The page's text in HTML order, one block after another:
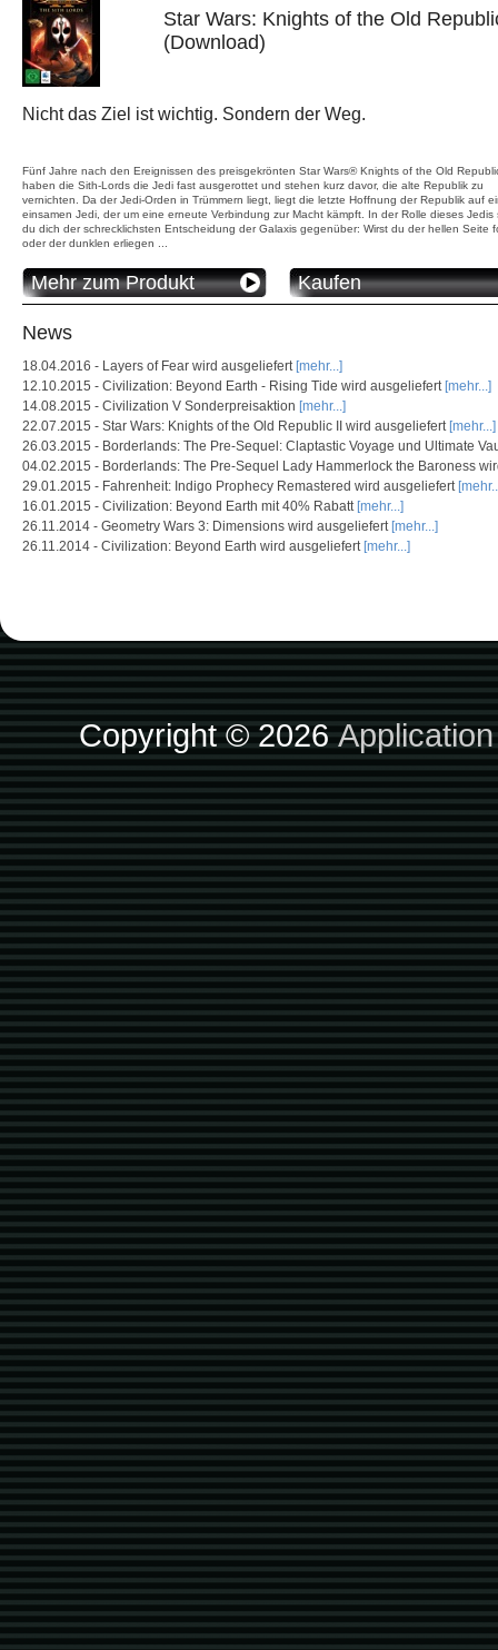
Star Wars: Knights of the Old
(Download)
Nicht das Ziel ist wichtig. Sondern der Weg.
Fünf Jahre nach den Ereignissen des preisgekrönten Star Wars® Knights of the Old
haben die Sith-Lords die Jedi fast ausgerottet und stehen kurz davor, die alte Republik zu
vernichten. Da der Jedi-Orden in Trümmern liegt, liegt die letzte Hoffnung der Republik auf
einsamen Jedi, der um eine erneute Verbindung zur Macht kämpft. In der Rolle dieses Jedis
du dich der schrecklichsten Entscheidung der Galaxis gegenüber: Wirst du der hellen Seite
oder der dunklen erliegen ...
Mehr zum Produkt Kaufen
News
18.04.2016 - Layers of Fear wird ausgeliefert [mehr...]
12.10.2015 - Civilization: Beyond Earth - Rising Tide wird ausgeliefert [mehr...]
14.08.2015 - Civilization V Sonderpreisaktion [mehr...]
22.07.2015 - Star Wars: Knights of the Old Republic II wird ausgeliefert [mehr...]
26.03.2015 - Borderlands: The Pre-Sequel: Claptastic Voyage und Ultimate
04.02.2015 - Borderlands: The Pre-Sequel Lady Hammerlock the Baroness
29.01.2015 - Fahrenheit: Indigo Prophecy Remastered wird ausgeliefert
16.01.2015 - Civilization: Beyond Earth mit 40% Rabatt [mehr...]
26.11.2014 - Geometry Wars 3: Dimensions wird ausgeliefert [mehr...]
26.11.2014 - Civilization: Beyond Earth wird ausgeliefert [mehr...]
Copyright © 2026